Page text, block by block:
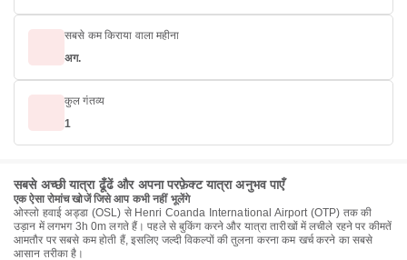
सबसे कम किराया वाला महीना
अग.
कुल गंतव्य
1
सबसे अच्छी यात्रा ढूँढें और अपना परफ़ेक्ट यात्रा अनुभव पाएँ
एक ऐसा रोमांच खोजें जिसे आप कभी नहीं भूलेंगे
ओस्लो हवाई अड्डा (OSL) से Henri Coanda International Airport (OTP) तक की
उड़ान में लगभग 3h 0m लगते हैं। पहले से बुकिंग करने और यात्रा तारीखों में लचीले रहने पर कीमतें
आमतौर पर सबसे कम होती हैं, इसलिए जल्दी विकल्पों की तुलना करना कम खर्च करने का सबसे
आसान तरीका है।